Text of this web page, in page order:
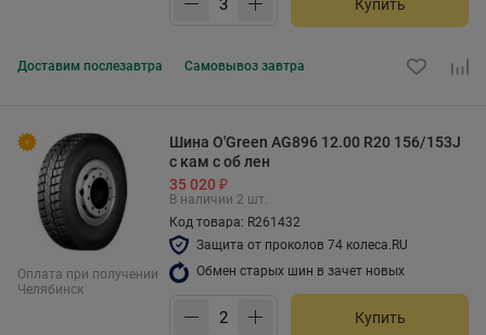
Купить
Доставим послезавтра Самовывоз завтра
Оплата при получении
Челябинск
Шина O'Green AG896 12.00 R20 156/153J
с кам с об лен
35 020 ₽
В наличии 2 шт.
Код товара: R261432
Защита от проколов 74 колеса.RU
Обмен старых шин в зачет новых
Купить